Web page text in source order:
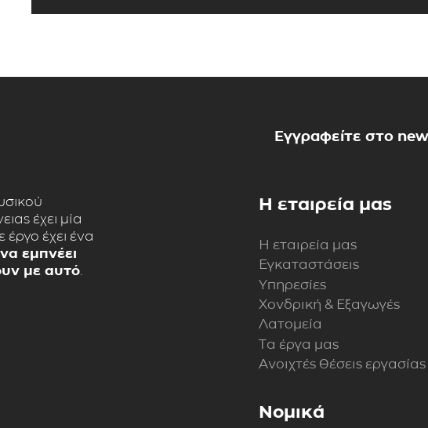
Εγγραφείτε στο
έχει μία
έργο έχει ένα
να εμπνέει
με αυτό
Η εταιρεία μας
Η εταιρεία μας
Εγκαταστάσεις
Υπηρεσίες
Χονδρική & Εξαγωγές
Λατομεία
Τα έργα μας
Ανοιχτές θέσεις εργασίας
Νομικά